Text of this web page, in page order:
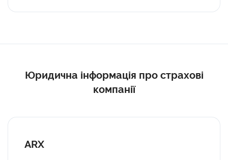
Франшиза — це сума, яку турист при настанні
страховки франшиза 10%, значить, 10% від суми
каталозі більшість страховок мають нульову
франшизу — це означає, що платити вам нічого не
доведеться. Сума франшизи буде вказана в вашому
Юридична інформація про страхові
компанії
ARX